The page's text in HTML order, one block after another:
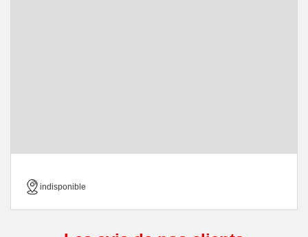
indisponible